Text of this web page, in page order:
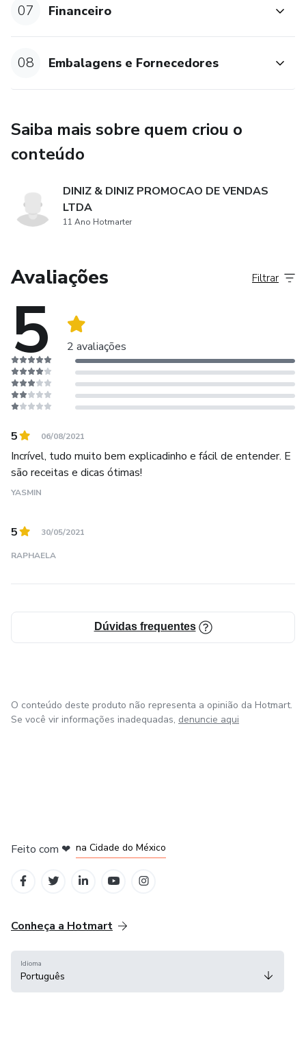
07 Financeiro
08 Embalagens e Fornecedores
Saiba mais sobre quem criou o
conteúdo
DINIZ & DINIZ PROMOCAO DE VENDAS
LTDA
11 Ano Hotmarter
Avaliações
5 2 avaliações
Filtrar
5 06/08/2021
Incrível, tudo muito bem explicadinho e fácil de entender. E
são receitas e dicas ótimas!
YASMIN
5 30/05/2021
RAPHAELA
Dúvidas frequentes
O conteúdo deste produto não representa a opinião da Hotmart.
Se você vir informações inadequadas, denuncie aqui
Feito com ❤ na Cidade do México
Conheça a Hotmart
Idioma
Português